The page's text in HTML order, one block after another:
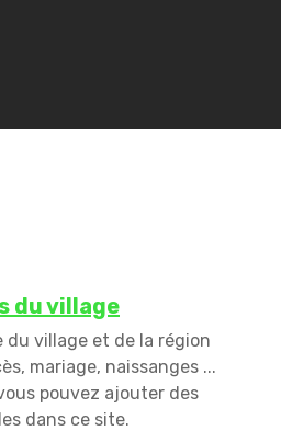
du village
du village et de la région
mariage, naissanges ...
pouvez ajouter des
dans ce site.